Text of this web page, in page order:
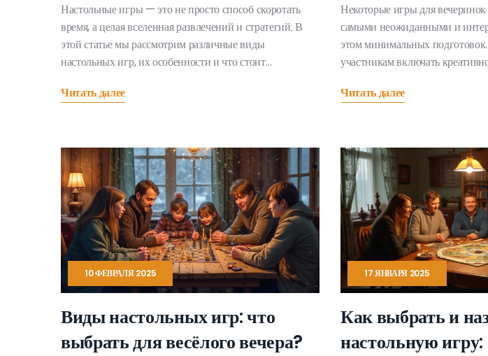
Настольные игры — это не просто способ скоротать
время, а целая вселенная развлечений и стратегий. В
этой статье мы рассмотрим различные виды
настольных игр, их особенности и что стоит
помогут развить навыки логического мышления, а
настольных игр.
Читать далее
Некоторые игры для
самыми неожиданными и
этом минимальных
участникам включать
статье мы рассмотрим игры,
создать атмосферу веселья без
Читать далее
10 ФЕВРАЛЯ 2025
Виды настольных игр: что
выбрать для весёлого вечера?
17 ЯНВАРЯ 2025
Как выбрать и
настольную